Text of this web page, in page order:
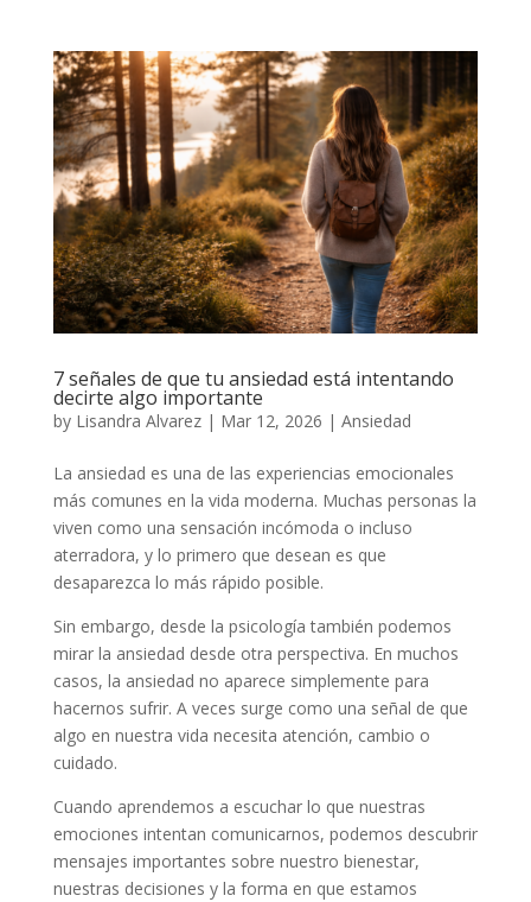
7 señales de que tu ansiedad está intentando
decirte algo importante
by Lisandra Alvarez| Mar 12, 2026 | Ansiedad
La ansiedad es una de las experiencias emocionales
más comunes en la vida moderna. Muchas personas la
viven como una sensación incómoda o incluso
aterradora, y lo primero que desean es que
desaparezca lo más rápido posible.
Sin embargo, desde la psicología también podemos
mirar la ansiedad desde otra perspectiva. En muchos
casos, la ansiedad no aparece simplemente para
hacernos sufrir. A veces surge como una señal de que
algo en nuestra vida necesita atención, cambio o
cuidado.
Cuando aprendemos a escuchar lo que nuestras
emociones intentan comunicarnos, podemos descubrir
mensajes importantes sobre nuestro bienestar,
nuestras decisiones y la forma en que estamos